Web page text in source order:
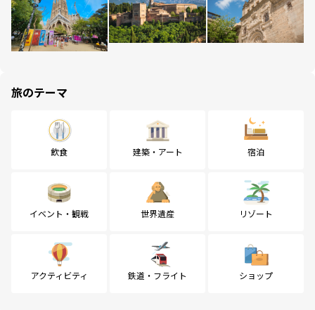
旅のテーマ
飲食 建築・アート 宿泊
イベント・観戦 世界遺産 リゾート
アクティビティ 鉄道・フライト ショップ